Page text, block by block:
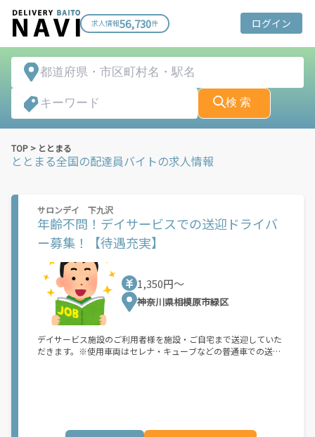
求人情報56,730件 ログイン
検 索
TOP > ととまる
ととまる全国の配達員バイトの求人情報
サロンデイ 下九沢
年齢不問！デイサービスでの送迎ドライバ
ー募集！【待遇充実】
1,350円〜
神奈川県相模原市緑区
デイサービス施設のご利用者様を施設・ご自宅まで送迎していた
だきます。※使用車両はセレナ・キューブなどの普通車での送迎